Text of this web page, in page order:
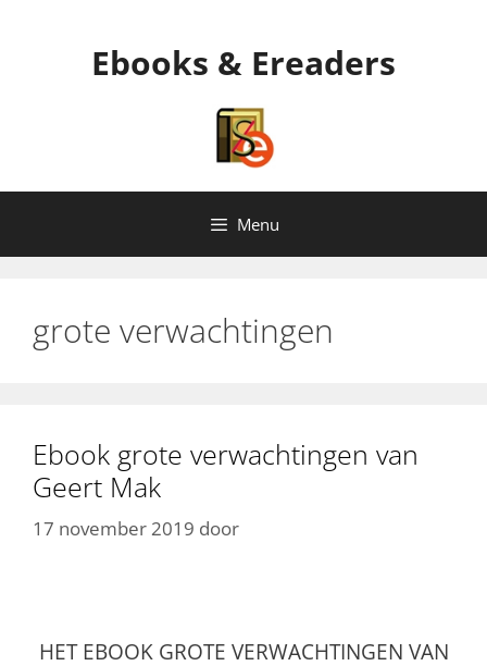
Ebooks & Ereaders
Menu
grote verwachtingen
Ebook grote verwachtingen van
Geert Mak
17 november 2019 door
HET EBOOK GROTE VERWACHTINGEN VAN